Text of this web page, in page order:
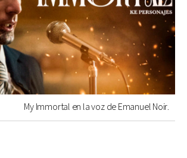
My Immortal en la voz de Emanuel Noir.